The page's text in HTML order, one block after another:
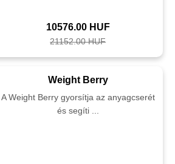
10576.00 HUF
21152.00 HUF
Weight Berry
A Weight Berry gyorsítja az anyagcserét
és segíti ...